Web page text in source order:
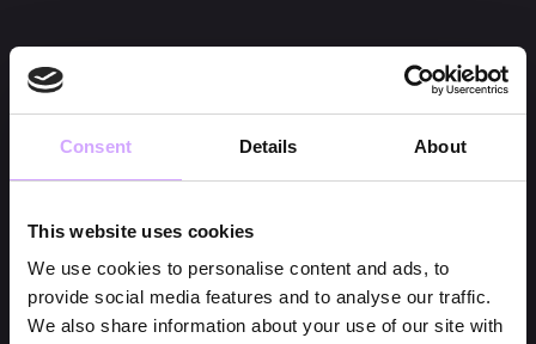
Consent Details About
This website uses cookies
We use cookies to personalise content and ads, to
provide social media features and to analyse our traffic.
We also share information about your use of our site with